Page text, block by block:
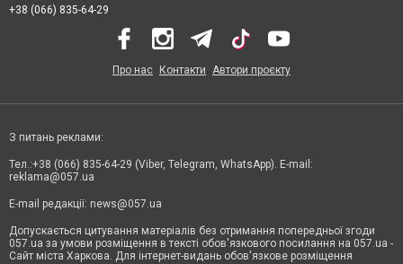
+38 (066) 835-64-29
Про нас Контакти Автори проєкту
З питань реклами:
Тел.:+38 (066) 835-64-29 (Viber, Telegram, WhatsApp). E-mail:
reklama@057.ua
E-mail редакції: news@057.ua
Допускається цитування матеріалів без отримання попередньої згоди
057.ua за умови розміщення в тексті обов'язкового посилання на 057.ua -
Сайт міста Харкова. Для інтернет-видань обов'язкове розміщення